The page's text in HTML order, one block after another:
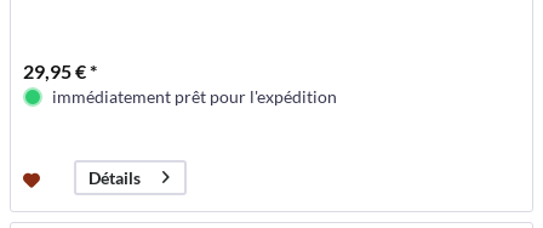
29,95 € *
immédiatement prêt pour l'expédition
Détails